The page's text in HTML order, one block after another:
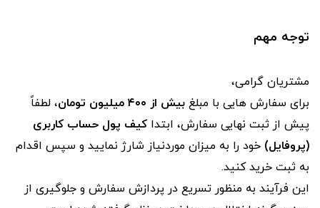
توجه مهم
مشتریان گرامی،
برای سفارش‌ هایی با مبلغ بیش از ۴۰۰ میلیون تومان
، لطفاً
پیش از ثبت نهایی سفارش، ابتدا کیف پول حساب کاربری
(پروفایل) خود را به میزان موردنیاز شارژ نمایید و سپس اقدام
به ثبت خرید کنید.
این فرآیند به‌ منظور تسریع در پردازش سفارش و جلوگیری از